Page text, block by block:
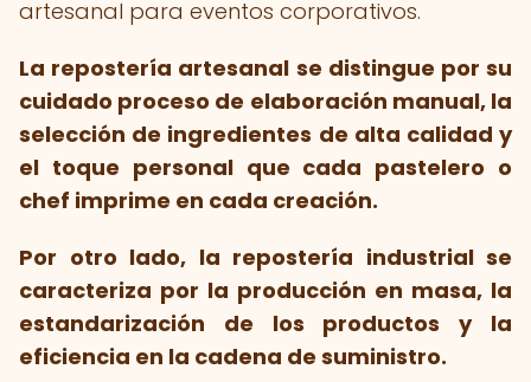
artesanal para eventos corporativos.
La repostería artesanal se distingue por su
cuidado proceso de elaboración manual, la
selección de ingredientes de alta calidad y
el toque personal que cada pastelero o
chef imprime en cada creación.
Por otro lado, la repostería industrial se
caracteriza por la producción en masa, la
estandarización de los productos y la
eficiencia en la cadena de suministro.